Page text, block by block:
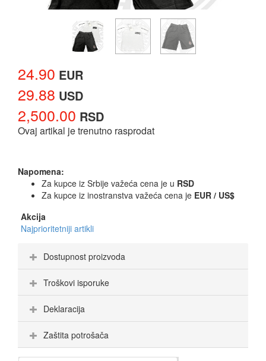
24.90 EUR
29.88 USD
2,500.00 RSD
Ovaj artikal je trenutno rasprodat
Napomena:
Za kupce iz Srbije važeća cena je u RSD
Za kupce iz inostranstva važeća cena je EUR / US$
Akcija
Najprioritetniji artikli
Dostupnost proizvoda
Troškovi isporuke
Deklaracija
Zaštita potrošača